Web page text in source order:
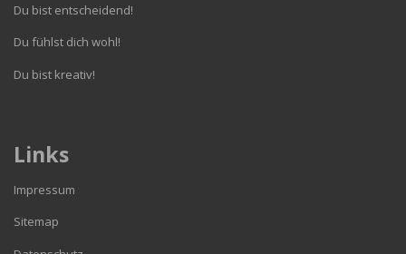
Du bist entscheidend!
Du fühlst dich wohl!
Du bist kreativ!
Links
Impressum
Sitemap